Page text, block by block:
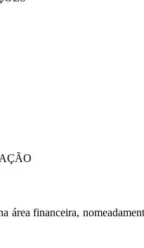
área financeira,